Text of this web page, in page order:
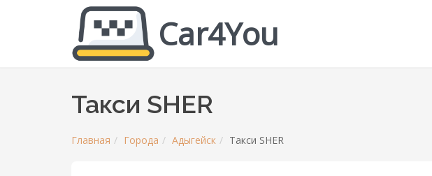
Car4You
Такси SHER
Главная Города Адыгейск Такси SHER